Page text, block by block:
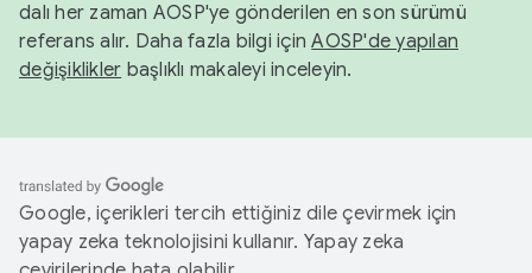
dalı her zaman AOSP'ye gönderilen en son sürümü
referans alır. Daha fazla bilgi içinAOSP'de yapılan
değişiklikler başlıklı makaleyi inceleyin.
Google, içerikleri tercih ettiğiniz dile çevirmek için
yapay zeka teknolojisini kullanır. Yapay zeka